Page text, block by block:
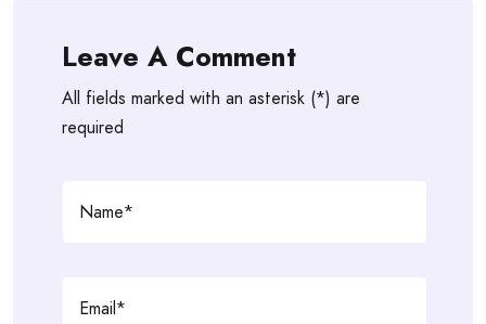
Leave A Comment
All fields marked with an asterisk (*) are
required